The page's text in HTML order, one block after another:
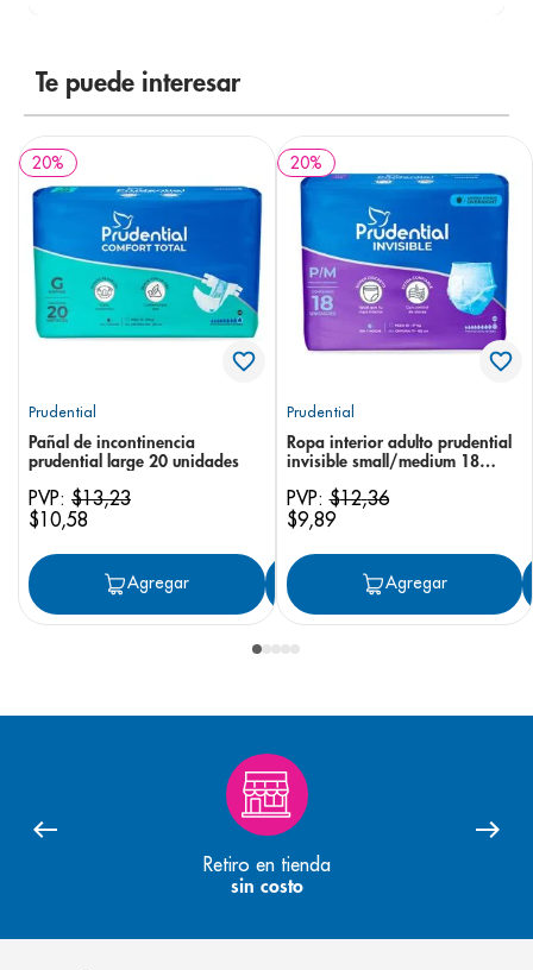
Te puede interesar
20%
Prudential
Pañal de incontinencia
prudential large 20 unidades
PVP: $13,23
$10,58
Agregar Agregar
20%
Prudential
Ropa interior adulto prudential
invisible small/medium 18
PVP:$12,36
$9,89
Agregar
Retiro en tienda
sin costo